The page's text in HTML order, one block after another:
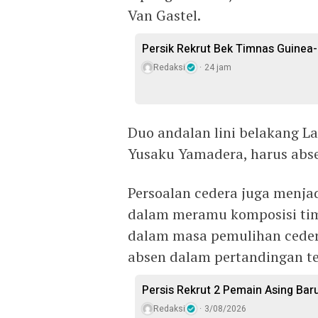
Van Gastel.
Persik Rekrut Bek Timnas
Redaksi 24 jam
Duo andalan lini belakang
Yusaku Yamadera, harus
Persoalan cedera juga
dalam meramu komposisi
dalam masa pemulihan
absen dalam pertandingan
Persis Rekrut 2 Pemain Asing
Redaksi 3/08/2026